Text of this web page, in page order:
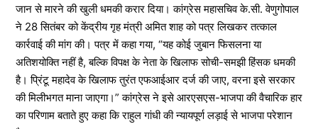
जान से मारने की खुली धमकी करार दिया। कांग्रेस महासचिव के.सी. वेणुगोपाल
ने 28 सितंबर को केंद्रीय गृह मंत्री अमित शाह को पत्र लिखकर तत्काल
कार्रवाई की मांग की। पत्र में कहा गया, “यह कोई जुबान फिसलना या
अतिशयोक्ति नहीं है, बल्कि विपक्ष के नेता के खिलाफ सोची-समझी हिंसक धमकी
है। प्रिंटू महादेव के खिलाफ तुरंत एफआईआर दर्ज की जाए, वरना इसे सरकार
की मिलीभगत माना जाएगा।” कांग्रेस ने इसे आरएसएस-भाजपा की वैचारिक हार
का परिणाम बताते हुए कहा कि राहुल गांधी की न्यायपूर्ण लड़ाई से भाजपा परेशान